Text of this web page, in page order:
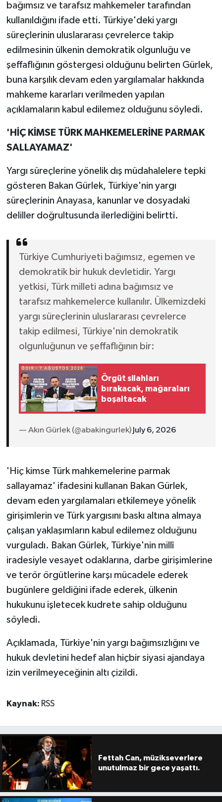
bağımsız ve tarafsız mahkemeler tarafından
kullanıldığını ifade etti. Türkiye'deki yargı
süreçlerinin uluslararası çevrelerce takip
edilmesinin ülkenin demokratik olgunluğu ve
şeffaflığının göstergesi olduğunu belirten Gürlek,
buna karşılık devam eden yargılamalar hakkında
mahkeme kararları verilmeden yapılan
açıklamaların kabul edilemez olduğunu söyledi.
'HİÇ KİMSE TÜRK MAHKEMELERİNE PARMAK
SALLAYAMAZ'
Yargı süreçlerine yönelik dış müdahalelere tepki
gösteren Bakan Gürlek, Türkiye'nin yargı
süreçlerinin Anayasa, kanunlar ve dosyadaki
deliller doğrultusunda ilerlediğini belirtti.
Türkiye Cumhuriyeti bağımsız, egemen ve
demokratik bir hukuk devletidir. Yargı
yetkisi, Türk milleti adına bağımsız ve
tarafsız mahkemelerce kullanılır. Ülkemizdeki
yargı süreçlerinin uluslararası çevrelerce
takip edilmesi, Türkiye'nin demokratik
olgunluğunun ve şeffaflığının bir:
Örgüt silahları
bırakacak, mağaraları
boşaltacak
— Akın Gürlek (@abakingurlek) July 6, 2026
'Hiç kimse Türk mahkemelerine parmak
sallayamaz' ifadesini kullanan Bakan Gürlek,
devam eden yargılamaları etkilemeye yönelik
girişimlerin ve Türk yargısını baskı altına almaya
çalışan yaklaşımların kabul edilemez olduğunu
vurguladı. Bakan Gürlek, Türkiye'nin millî
iradesiyle vesayet odaklarına, darbe girişimlerine
ve terör örgütlerine karşı mücadele ederek
bugünlere geldiğini ifade ederek, ülkenin
hukukunu işletecek kudrete sahip olduğunu
söyledi.
Açıklamada, Türkiye'nin yargı bağımsızlığını ve
hukuk devletini hedef alan hiçbir siyasi ajandaya
izin verilmeyeceğinin altı çizildi.
Kaynak: RSS
Fettah Can, müzikseverlere
unutulmaz bir gece yaşattı.